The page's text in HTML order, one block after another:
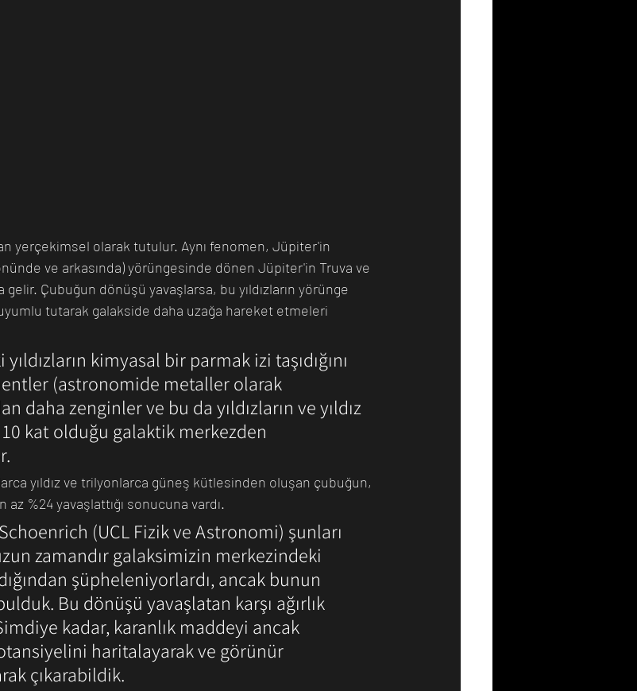
yerçekimsel olarak tutulur. Aynı fenomen, Jüpiter'in
ve arkasında) yörüngesinde dönen Jüpiter'in Truva ve
Çubuğun dönüşü yavaşlarsa, bu yıldızların yörünge
tutarak galakside daha uzağa hareket etmeleri
yıldızların kimyasal bir parmak izi taşıdığını
(astronomide metaller olarak
daha zenginler ve bu da yıldızların ve yıldız
10 kat olduğu galaktik merkezden
yıldız ve trilyonlarca güneş kütlesinden oluşan çubuğun,
%24 yavaşlattığı sonucuna vardı.
(UCL Fizik ve Astronomi) şunları
zamandır galaksimizin merkezindeki
şüpheleniyorlardı, ancak bunun
Bu dönüşü yavaşlatan karşı ağırlık
kadar, karanlık maddeyi ancak
haritalayarak ve görünür
çıkarabildik.